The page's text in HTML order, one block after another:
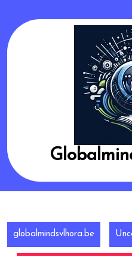
content
globalmindsvlhora.be